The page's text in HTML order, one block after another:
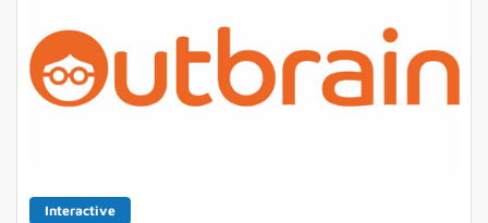
Interactive